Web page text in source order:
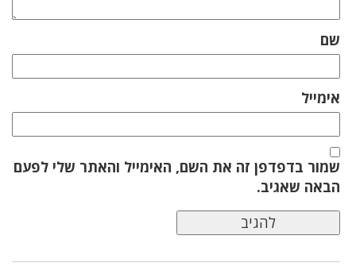
שם
אימייל
שמור בדפדפן זה את השם, האימייל והאתר שלי לפעם
הבאה שאגיב.